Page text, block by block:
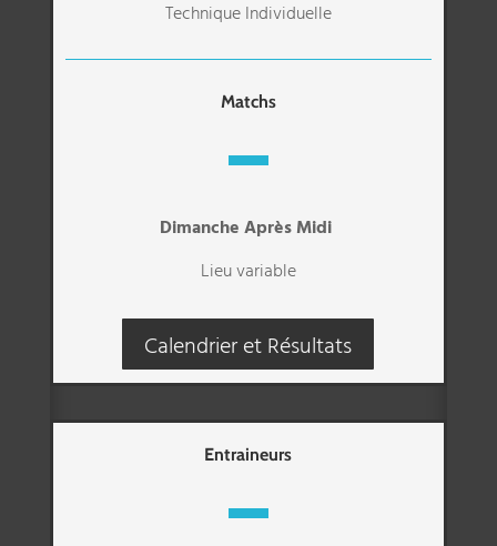
Technique Individuelle
Matchs
Dimanche Après Midi
Lieu variable
Calendrier et Résultats
Entraineurs